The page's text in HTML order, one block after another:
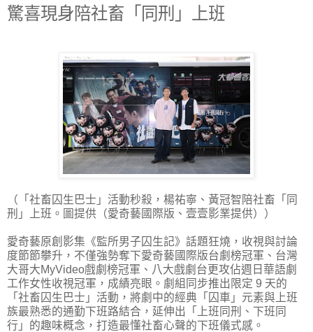
驚喜現身陪社畜「同刑」上班
（「社畜囚生巴士」活動秒殺，楊祐寧、黃冠智陪社畜「同
刑」上班。圖提供（愛奇藝國際版、壹壹影業提供））
愛奇藝原創影集《監所男子囚生記》話題狂燒，收視與討論
度節節攀升，不僅強勢奪下愛奇藝國際版台劇榜冠軍、台灣
大哥大MyVideo戲劇榜冠軍、八大戲劇台更攻佔週日華語劇
工作女性收視冠軍，成績亮眼。劇組同步推出限定 9 天的
「社畜囚生巴士」活動，將劇中的經典「囚車」元素與上班
族最熟悉的通勤下班路結合，延伸出「上班同刑、下班同
行」的趣味概念，打造最懂社畜心聲的下班儀式感。